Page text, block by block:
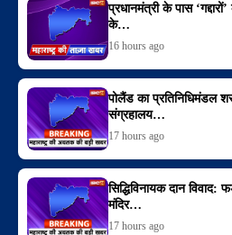
प्रधानमंत्री के पास
के…
16 hours ago
पोलैंड का प्रतिनिधिमंडल
संग्रहालय…
17 hours ago
सिद्धिविनायक दान
मंदिर…
17 hours ago